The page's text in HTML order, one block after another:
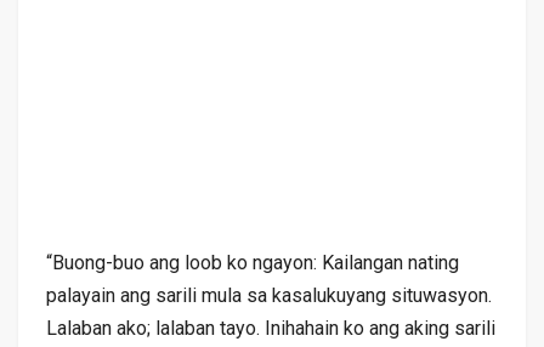
“Buong-buo ang loob ko ngayon: Kailangan nating
palayain ang sarili mula sa kasalukuyang situwasyon.
Lalaban ako; lalaban tayo. Inihahain ko ang aking sarili